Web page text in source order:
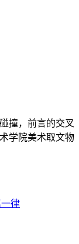
撞，前言的交叉
学院美术取文物
律